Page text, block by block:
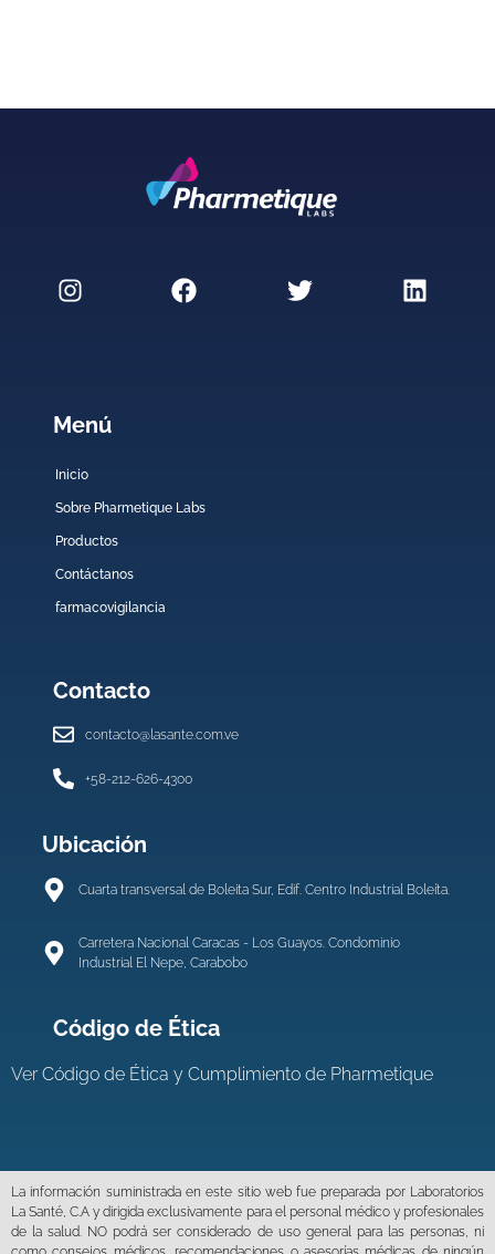
Menú
Inicio
Sobre Pharmetique Labs
Productos
Contáctanos
farmacovigilancia
Contacto
contacto@lasante.com.ve
+58-212-626-4300
Ubicación
Cuarta transversal de Boleita Sur, Edif. Centro Industrial Boleíta.
Carretera Nacional Caracas - Los Guayos. Condominio
Industrial El Nepe, Carabobo
Código de Ética
VerCódigo de Ética y Cumplimiento de Pharmetique
La información suministrada en este sitio web fue preparada por Laboratorios
La Santé, C.A y dirigida exclusivamente para el personal médico y profesionales
de la salud. NO podrá ser considerado de uso general para las personas, ni